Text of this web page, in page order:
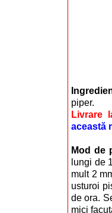
piper.
Livrare
această
Mod de
lungi de
mult 2
usturoi
de ora.
mici